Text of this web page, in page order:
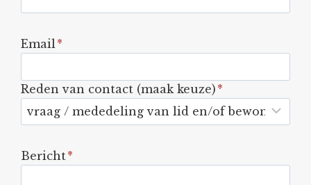
Email *
Reden van contact (maak keuze) *
Bericht*